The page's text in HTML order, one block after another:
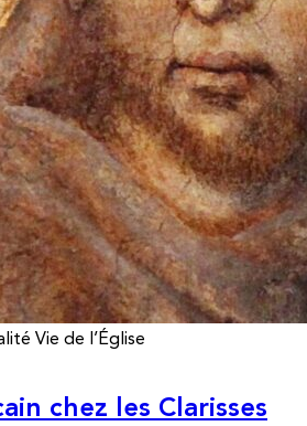
Vie de l’Église
chez les Clarisses